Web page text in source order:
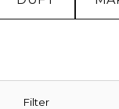
Filter